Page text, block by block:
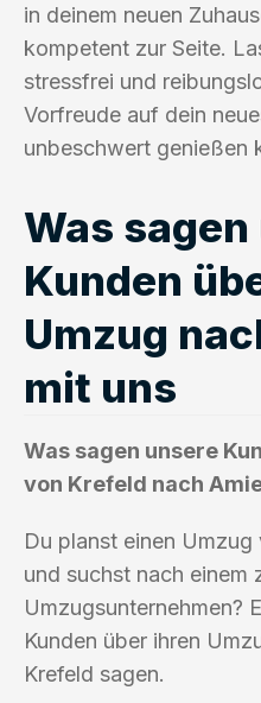
in deinem neuen
kompetent zur Seite.
stressfrei und
Vorfreude auf dein
unbeschwert genießen
Was
Kunden
Umzug
mit uns
Was sagen unsere
von Krefeld nach
Du planst einen
und suchst nach einem
Umzugsunternehmen?
Kunden über ihren
Krefeld sagen.